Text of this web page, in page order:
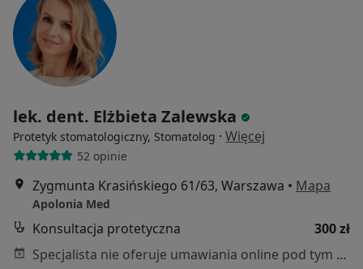
lek. dent. Elżbieta Zalewska
Protetyk stomatologiczny, Stomatolog · Więcej
52 opinie
Zygmunta Krasińskiego 61/63, Warszawa • Mapa
Apolonia Med
Konsultacja protetyczna
300 zł
Specjalista nie oferuje umawiania online pod tym adresem.